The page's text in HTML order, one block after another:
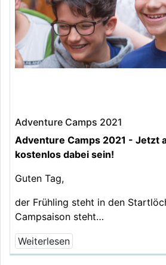
Adventure Camps 2021
Adventure Camps 2021 - Jetzt
kostenlos dabei sein!
Guten Tag,
der Frühling steht in den
Campsaison steht…
Weiterlesen